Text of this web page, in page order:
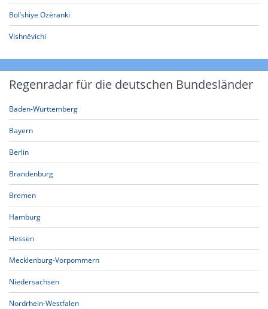
Bol’shiye Ozëranki
Vishnëvichi
Regenradar für die deutschen Bundesländer
Baden-Württemberg
Bayern
Berlin
Brandenburg
Bremen
Hamburg
Hessen
Mecklenburg-Vorpommern
Niedersachsen
Nordrhein-Westfalen